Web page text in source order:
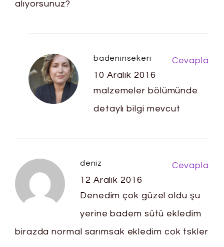
alıyorsunuz?
badeninsekeri
10 Aralık 2016
malzemeler bölümünde
detaylı bilgi mevcut
Cevapla
deniz
12 Aralık 2016
Denedim çok güzel oldu şu
yerine badem sütü ekledim
birazda normal sarımsak ekledim cok tskler
Cevapla